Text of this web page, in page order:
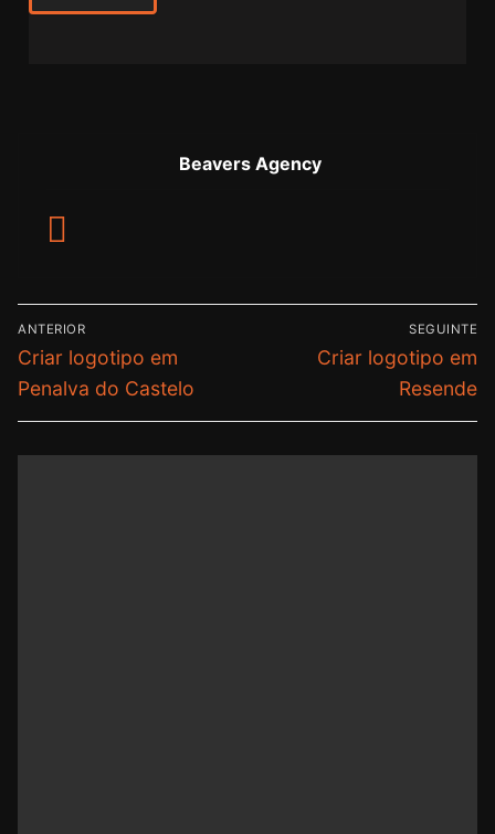
Beavers Agency
ANTERIOR
Criar logotipo em
Penalva do Castelo
SEGUINTE
Criar logotipo em
Resende